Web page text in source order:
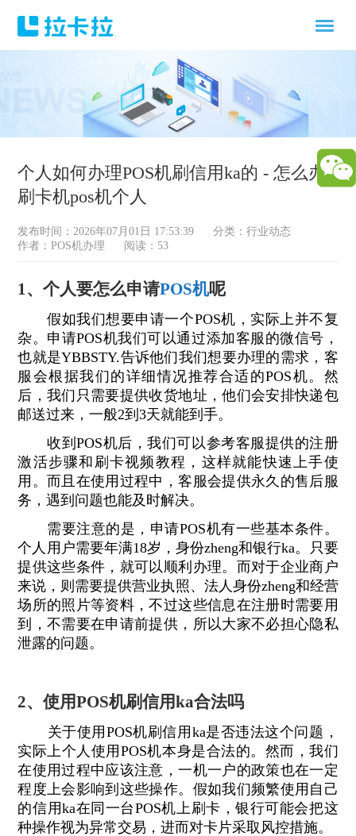
个人如何办理POS机刷信用ka的 - 怎么办
刷卡机pos机个人
发布时间：2026年07月01日 17:53:39 分类：行业动态
作者：POS机办理
阅读：53
1、个人要怎么申请POS机呢
假如我们想要申请一个POS机，实际上并不复
杂。申请POS机我们可以通过添加客服的微信号，
也就是YBBSTY.告诉他们我们想要办理的需求，客
服会根据我们的详细情况推荐合适的POS机。然
后，我们只需要提供收货地址，他们会安排快递包
邮送过来，一般2到3天就能到手。
收到POS机后，我们可以参考客服提供的注册
激活步骤和刷卡视频教程，这样就能快速上手使
用。而且在使用过程中，客服会提供永久的售后服
务，遇到问题也能及时解决。
需要注意的是，申请POS机有一些基本条件。
个人用户需要年满18岁，身份zheng和银行ka。只要
提供这些条件，就可以顺利办理。而对于企业商户
来说，则需要提供营业执照、法人身份zheng和经营
场所的照片等资料，不过这些信息在注册时需要用
到，不需要在申请前提供，所以大家不必担心隐私
泄露的问题。
2、使用POS机刷信用ka合法吗
关于使用POS机刷信用ka是否违法这个问题，
实际上个人使用POS机本身是合法的。然而，我们
在使用过程中应该注意，一机一户的政策也在一定
程度上会影响到这些操作。假如我们频繁使用自己
的信用ka在同一台POS机上刷卡，银行可能会把这
种操作视为异常交易，进而对卡片采取风控措施。